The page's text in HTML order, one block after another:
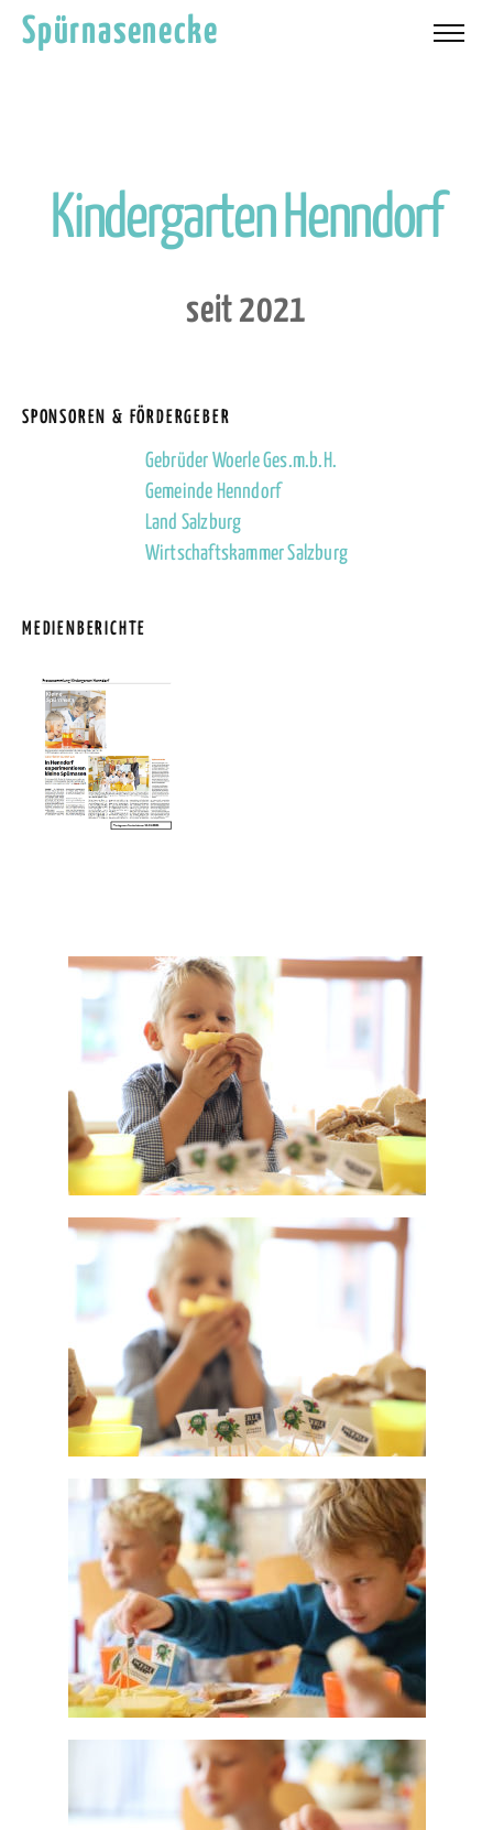
Spürnasenecke
KindergartenHenndorf
seit 2021
SPONSOREN & FÖRDERGEBER
Gebrüder Woerle Ges.m.b.H.
Gemeinde Henndorf
Land Salzburg
Wirtschaftskammer Salzburg
MEDIENBERICHTE